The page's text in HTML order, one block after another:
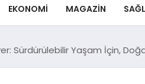
EKONOMI MAGAZIN
Sürdürülebilir Yaşam İçin,